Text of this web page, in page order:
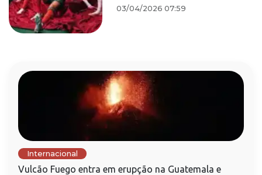
03/04/2026 07:59
Internacional
Vulcão Fuego entra em erupção na Guatemala e